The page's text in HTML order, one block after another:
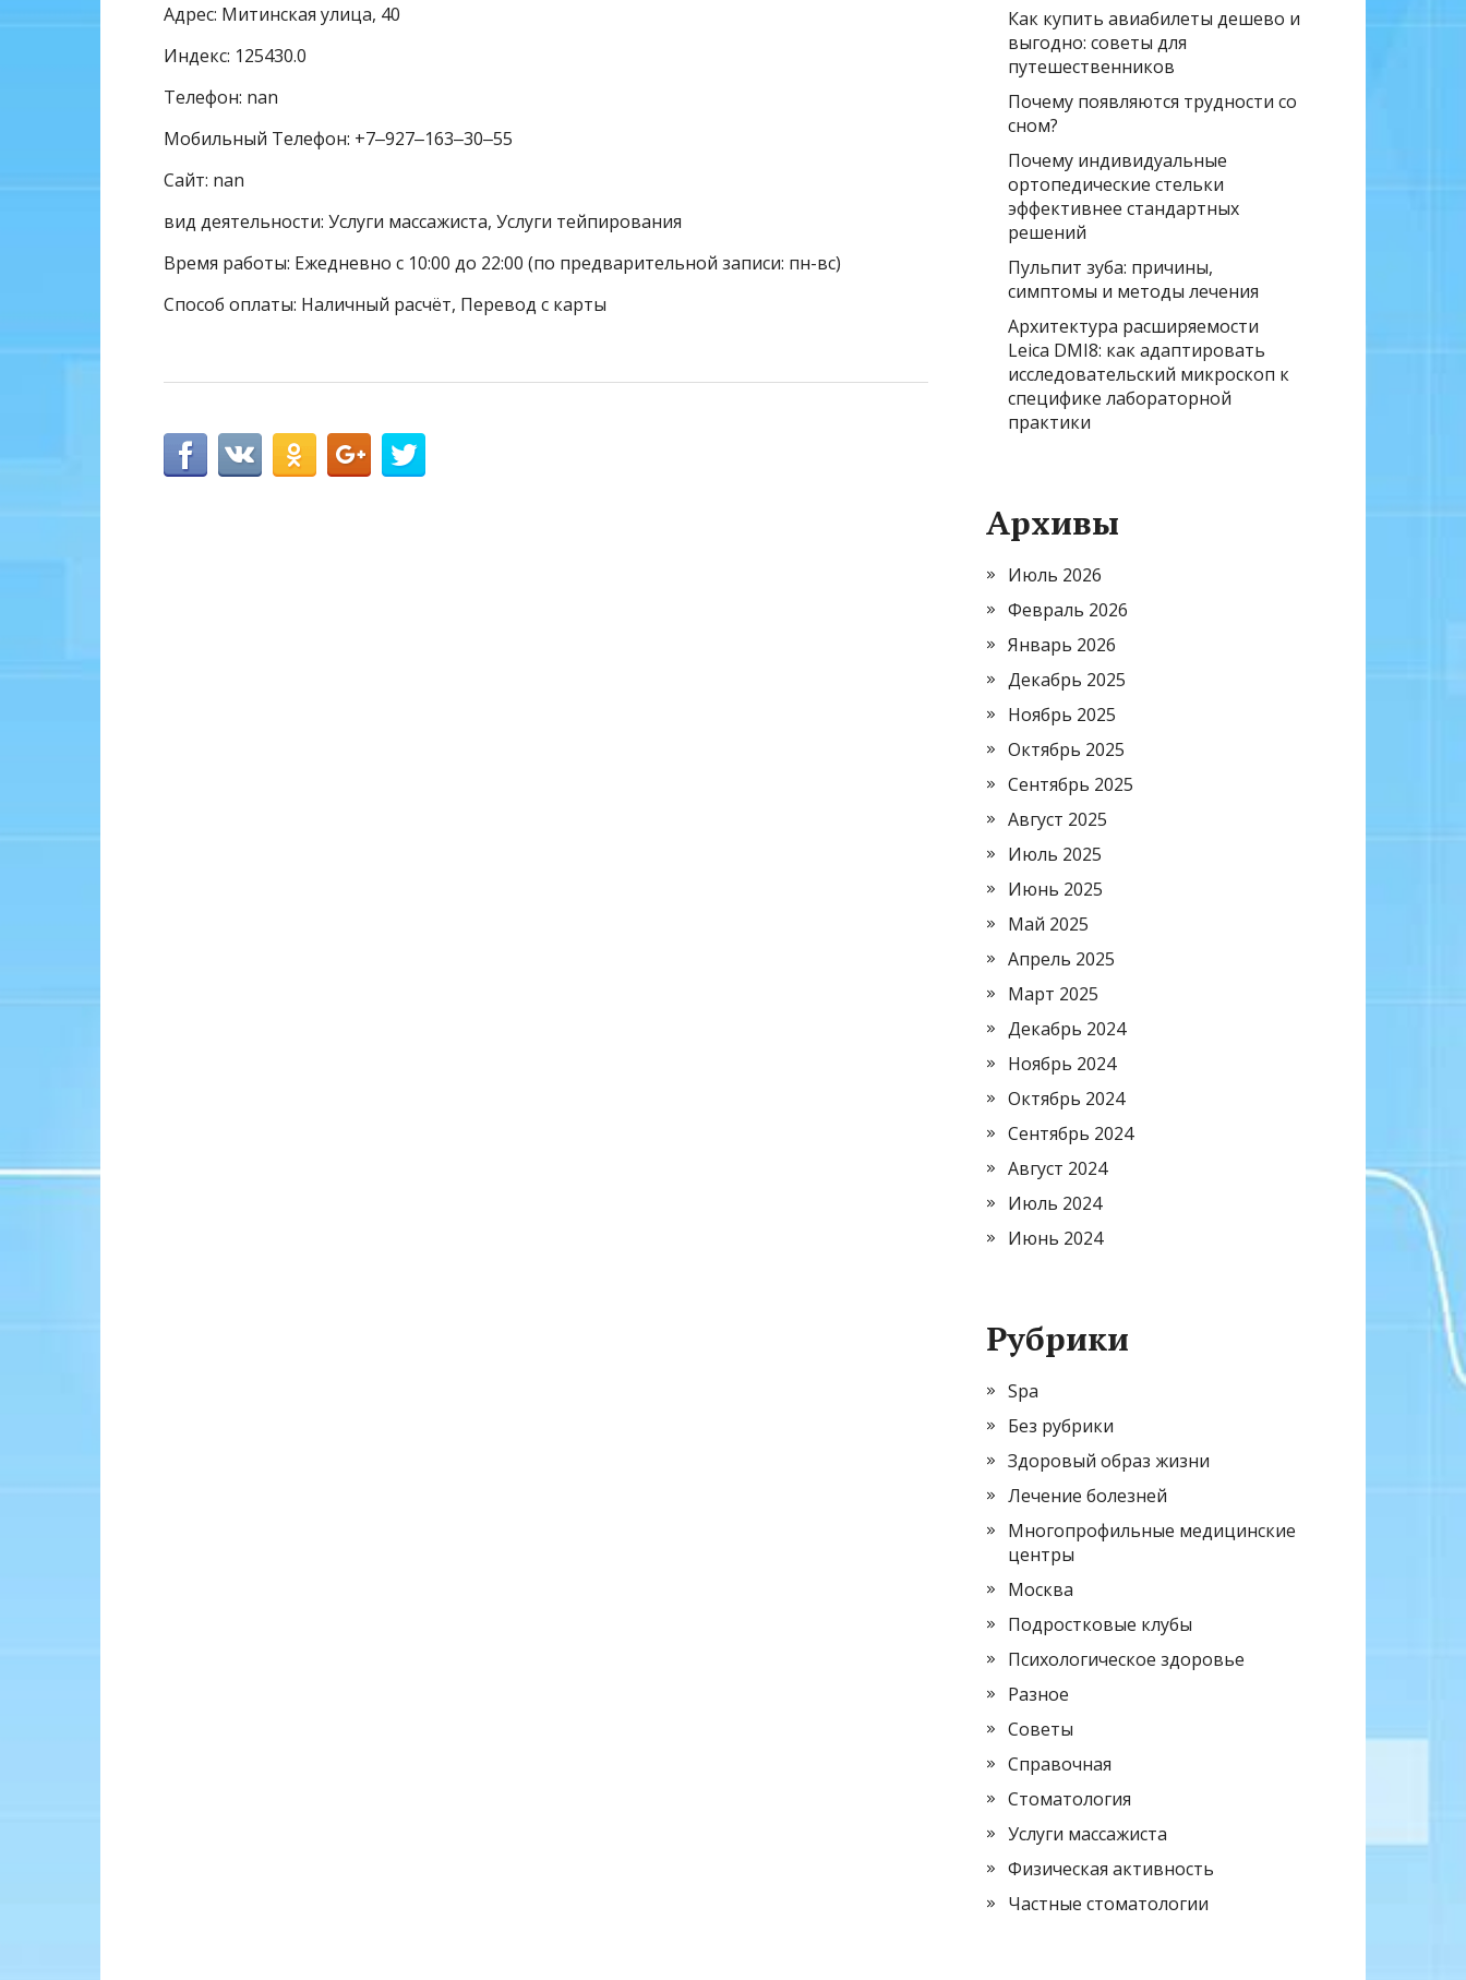
Адрес: Митинская улица, 40
Индекс: 125430.0
Телефон: nan
Мобильный Телефон: +7‒927‒163‒30‒55
Сайт: nan
вид деятельности: Услуги массажиста, Услуги тейпирования
Время работы: Ежедневно с 10:00 до 22:00 (по предварительной записи: пн-вс)
Способ оплаты: Наличный расчёт, Перевод с карты
Как купить авиабилеты дешево и
выгодно: советы для
путешественников
Почему появляются трудности со
сном?
Почему индивидуальные
ортопедические стельки
эффективнее стандартных
решений
Пульпит зуба: причины,
симптомы и методы лечения
Архитектура расширяемости
Leica DMI8: как адаптировать
исследовательский микроскоп к
специфике лабораторной
практики
Архивы
Июль 2026
Февраль 2026
Январь 2026
Декабрь 2025
Ноябрь 2025
Октябрь 2025
Сентябрь 2025
Август 2025
Июль 2025
Июнь 2025
Май 2025
Апрель 2025
Март 2025
Декабрь 2024
Ноябрь 2024
Октябрь 2024
Сентябрь 2024
Август 2024
Июль 2024
Июнь 2024
Рубрики
Spa
Без рубрики
Здоровый образ жизни
Лечение болезней
Многопрофильные медицинские
центры
Москва
Подростковые клубы
Психологическое здоровье
Разное
Советы
Справочная
Стоматология
Услуги массажиста
Физическая активность
Частные стоматологии